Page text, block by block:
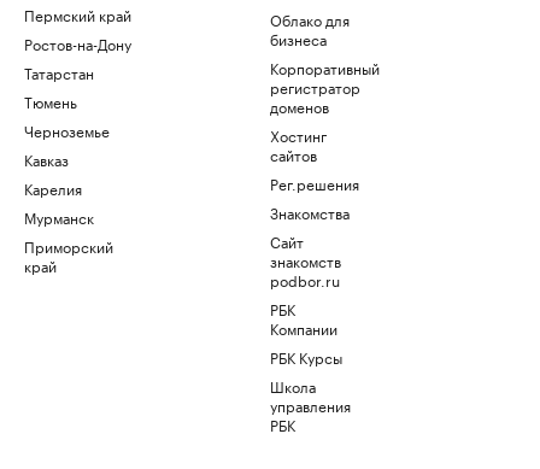
Пермский край
Ростов-на-Дону
Татарстан
Тюмень
Черноземье
Кавказ
Карелия
Мурманск
Приморский
край
Облако для
бизнеса
Корпоративный
регистратор
доменов
Хостинг
сайтов
Рег.решения
Знакомства
Сайт
знакомств
podbor.ru
РБК
Компании
РБК Курсы
Школа
управления
РБК